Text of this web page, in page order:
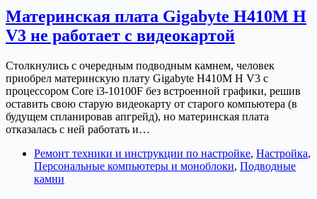
Материнская плата Gigabyte H410M H
V3 не работает с видеокартой
Столкнулись с очередным подводным камнем, человек
приобрел материнскую плату Gigabyte H410M H V3 с
процессором Core i3-10100F без встроенной графики, решив
оставить свою старую видеокарту от старого компьютера (в
будущем спланировав апгрейд), но материнская плата
отказалась с ней работать и…
Ремонт техники и инструкции по настройке, Настройка,
Персональные компьютеры и моноблоки, Подводные
камни